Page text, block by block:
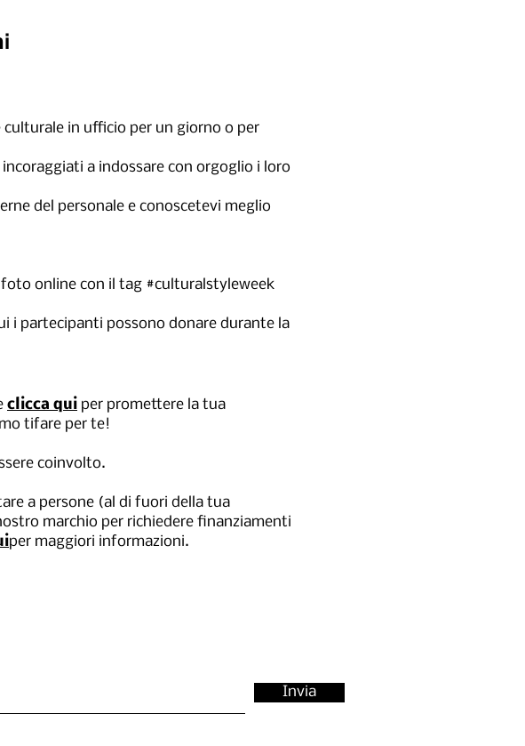
culturale in ufficio per un giorno o per
a indossare con orgoglio i loro
del personale e conoscetevi meglio
online con il tag #culturalstyleweek
i partecipanti possono donare durante la
clicca qui per promettere la tua
tifare per te!
coinvolto.
a persone (al di fuori della tua
marchio per richiedere finanziamenti
per maggiori informazioni.
Invia